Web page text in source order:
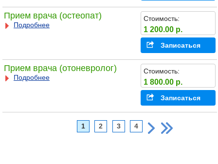
Прием врача (остеопат)
Подробнее
Стоимость:
1 200.00 р.
Записаться
Прием врача (отоневролог)
Подробнее
Стоимость:
1 800.00 р.
Записаться
1 2 3 4